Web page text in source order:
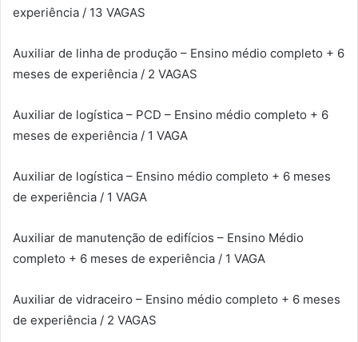
experiência / 13 VAGAS
Auxiliar de linha de produção – Ensino médio completo + 6
meses de experiência / 2 VAGAS
Auxiliar de logística – PCD – Ensino médio completo + 6
meses de experiência / 1 VAGA
Auxiliar de logística – Ensino médio completo + 6 meses
de experiência / 1 VAGA
Auxiliar de manutenção de edifícios – Ensino Médio
completo + 6 meses de experiência / 1 VAGA
Auxiliar de vidraceiro – Ensino médio completo + 6 meses
de experiência / 2 VAGAS